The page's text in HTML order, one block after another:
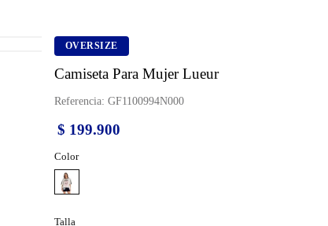
OVERSIZE
Camiseta Para Mujer Lueur
Referencia: GF1100994N000
$ 199.900
Color
Talla